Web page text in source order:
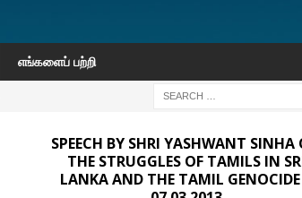
எங்களைப் பற்றி
SPEECH BY SHRI YASHWANT SINHA
THE STRUGGLES OF TAMILS IN
LANKA AND THE TAMIL